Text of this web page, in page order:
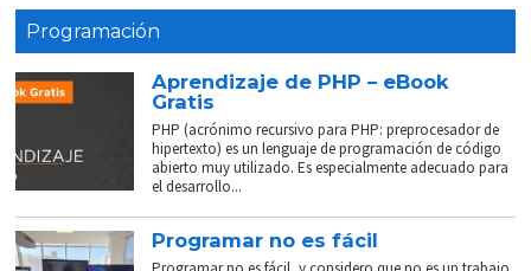
Programación
Aprendizaje de PHP – eBook
Gratis
PHP (acrónimo recursivo para PHP: preprocesador de
hipertexto) es un lenguaje de programación de código
abierto muy utilizado. Es especialmente adecuado para
el desarrollo...
Programar no es fácil